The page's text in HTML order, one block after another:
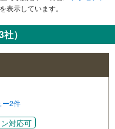
表示しています。
）
ー2件
対応可